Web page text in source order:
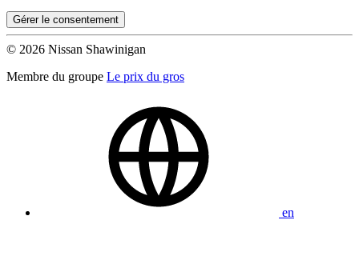
Gérer le consentement
© 2026 Nissan Shawinigan
Membre du groupe Le prix du gros
en